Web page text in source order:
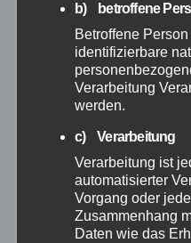
Januar 2026
Dezember 2025
November 2025
Oktober 2025
September 2025
b) betroffene
Betroffene
identifizierbare
Verarbeitung
werden.
c) Verarbeitung
Verarbeitung ist
automatisierter
Vorgang oder
Zusammenhang
Daten wie das